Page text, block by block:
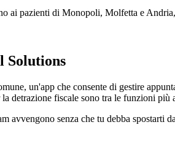
ai pazienti di Monopoli, Molfetta e
Solutions
un'app che consente di gestire
detrazione fiscale sono tra le funzioni più
avvengono senza che tu debba spostarti da